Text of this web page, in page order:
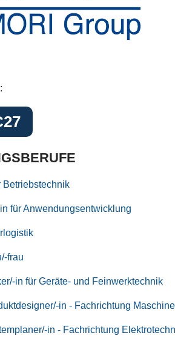
Betriebstechnik
für Anwendungsentwicklung
frau
in für Geräte- und Feinwerktechnik
in - Fachrichtung
in - Fachrichtung